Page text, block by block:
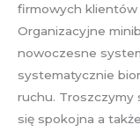
firmowych
Organizacyjne
nowoczesne
systematycznie
ruchu. Troszczymy
się spokojna a